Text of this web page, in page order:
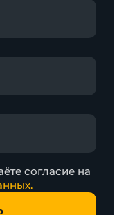
согласие на